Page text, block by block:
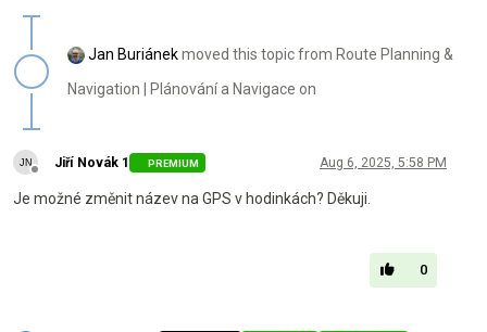
Jan Buriánekmoved this topic from Route Planning &
Navigation | Plánování a Navigace on
Jiří Novák 1 PREMIUM Aug 6, 2025, 5:58 PM
Je možné změnit název na GPS v hodinkách? Děkuji.
0